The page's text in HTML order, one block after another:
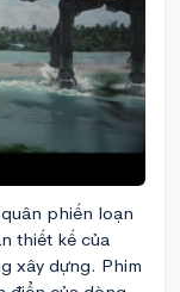
phiến loạn
thiết kế của
xây dựng. Phim